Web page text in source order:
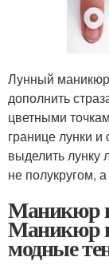
Лунный маникюр
дополнить
цветными
границе лунки и
выделить лунку
не полукругом,
Маникюр
Маникюр
модные